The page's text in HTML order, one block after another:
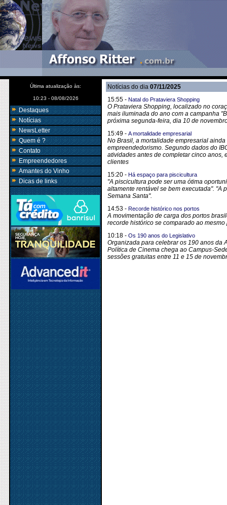
Última atualização às:
10:23 - 08/08/2026
Destaques
Notícias
NewsLetter
Quem é ?
Contato
Empreendedores
Amantes do Vinho
Dicas de links
Notícias do dia 07/11/2025
15:55 - Natal do Prataviera Shopping
O Prataviera Shopping, localizado no
mais iluminada do ano com a campanha
próxima segunda-feira, dia 10 de
15:49 - A mortalidade empresarial
No Brasil, a mortalidade empresarial
empreendedorismo. Segundo dados do
atividades antes de completar cinco anos,
clientes
15:20 - Há espaço para piscicultura
"A piscicultura pode ser uma ótima
altamente rentável se bem executada". "A
Semana Santa".
14:53 - Recorde histórico nos portos
A movimentação de carga dos portos
recorde histórico se comparado ao
10:18 - Os 190 anos do Legislativo
Organizada para celebrar os 190 anos da
Política de Cinema chega ao Campus-
sessões gratuitas entre 11 e 15 de